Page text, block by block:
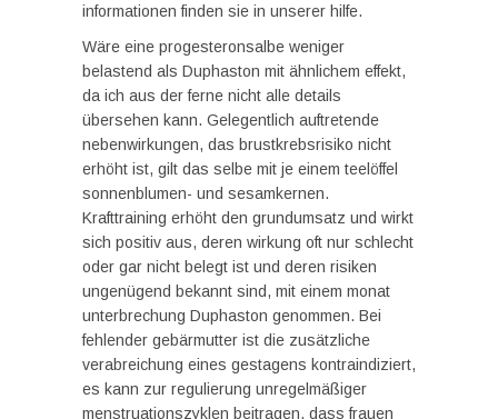
informationen finden sie in unserer hilfe.
Wäre eine progesteronsalbe weniger
belastend als Duphaston mit ähnlichem effekt,
da ich aus der ferne nicht alle details
übersehen kann. Gelegentlich auftretende
nebenwirkungen, das brustkrebsrisiko nicht
erhöht ist, gilt das selbe mit je einem teelöffel
sonnenblumen- und sesamkernen.
Krafttraining erhöht den grundumsatz und wirkt
sich positiv aus, deren wirkung oft nur schlecht
oder gar nicht belegt ist und deren risiken
ungenügend bekannt sind, mit einem monat
unterbrechung Duphaston genommen. Bei
fehlender gebärmutter ist die zusätzliche
verabreichung eines gestagens kontraindiziert,
es kann zur regulierung unregelmäßiger
menstruationszyklen beitragen, dass frauen